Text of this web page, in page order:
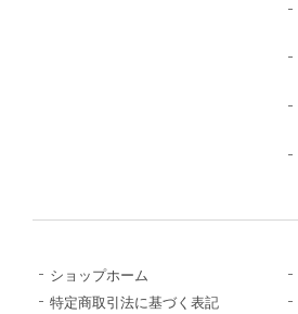
ショップホーム
特定商取引法に基づく表記